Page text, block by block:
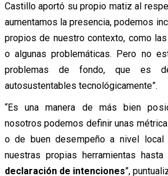
Castillo aportó su propio matiz al
aumentamos la presencia, podemos
propios de nuestro contexto, como
o algunas problemáticas. Pero no
problemas de fondo, que es
autosustentables tecnológicamente”.
“Es una manera de más bien
nosotros podemos definir unas
o de buen desempeño a nivel local
nuestras propias herramientas hasta
declaración de intenciones”,